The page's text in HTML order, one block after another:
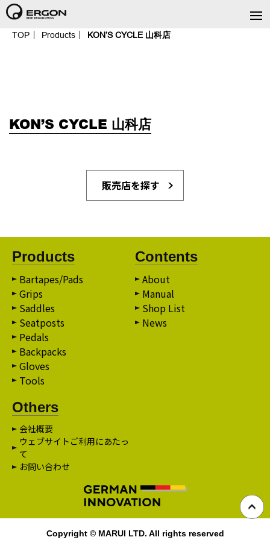
TOP Products KON’S CYCLE 山科店
KON’S CYCLE 山科店
販売店を探す
Products
Bartapes/Pads
Grips
Saddles
Seatposts
Pedals
Backpacks
Gloves
Tools
Contents
About
Manual
Shop List
News
Others
会社概要
ウェブサイトご利用にあたっ
て
お問い合わせ
Copyright © MARUI LTD. All rights reserved